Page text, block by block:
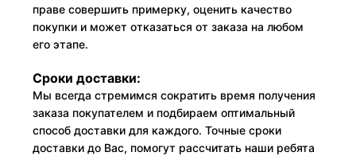
праве совершить примерку, оценить качество
покупки и может отказаться от заказа на любом
его этапе.
Сроки доставки:
Мы всегда стремимся сократить время получения
заказа покупателем и подбираем оптимальный
способ доставки для каждого. Точные сроки
доставки до Вас, помогут рассчитать наши ребята